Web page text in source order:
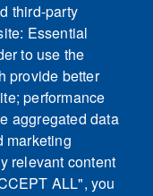
Embeds
third-party
Essential
to use the
provide better
performance
aggregated data
marketing
relevant content
ALL", you